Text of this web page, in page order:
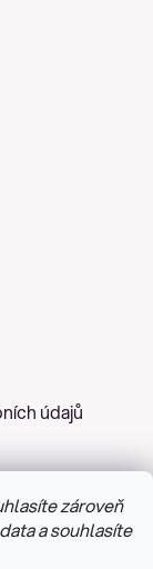
zároveň
a souhlasíte
údajů